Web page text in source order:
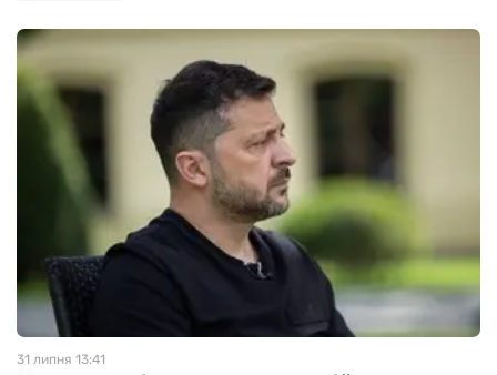
31 липня 13:41